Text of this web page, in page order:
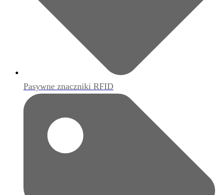
Pasywne znaczniki RFID